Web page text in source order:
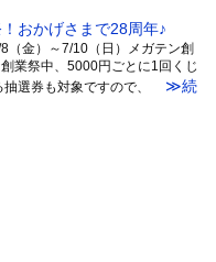
おかげさまで28周年♪
（金）～7/10（日）メガテン創
業祭中、5000円ごとに1回くじ
選券も対象ですので、
≫続